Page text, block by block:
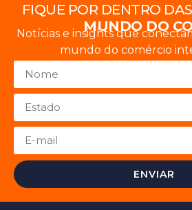
FIQUE POR DENTRO
MUNDO DO
Notícias e insights que
mundo do comércio
ENVIAR